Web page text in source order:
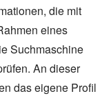
die mit
eines
Suchmaschine
An dieser
das eigene Profil